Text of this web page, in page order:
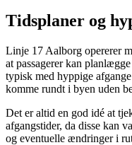
Tidsplaner og
Linje 17 Aalborg opererer
at passagerer kan
typisk med hyppige
komme rundt i byen uden
Det er altid en god idé at
afgangstider, da disse kan
og eventuelle ændringer i